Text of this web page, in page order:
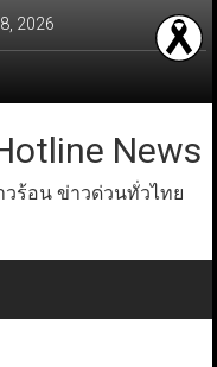
2026
News
วร้อน ข่าวด่วนทั่วไทย